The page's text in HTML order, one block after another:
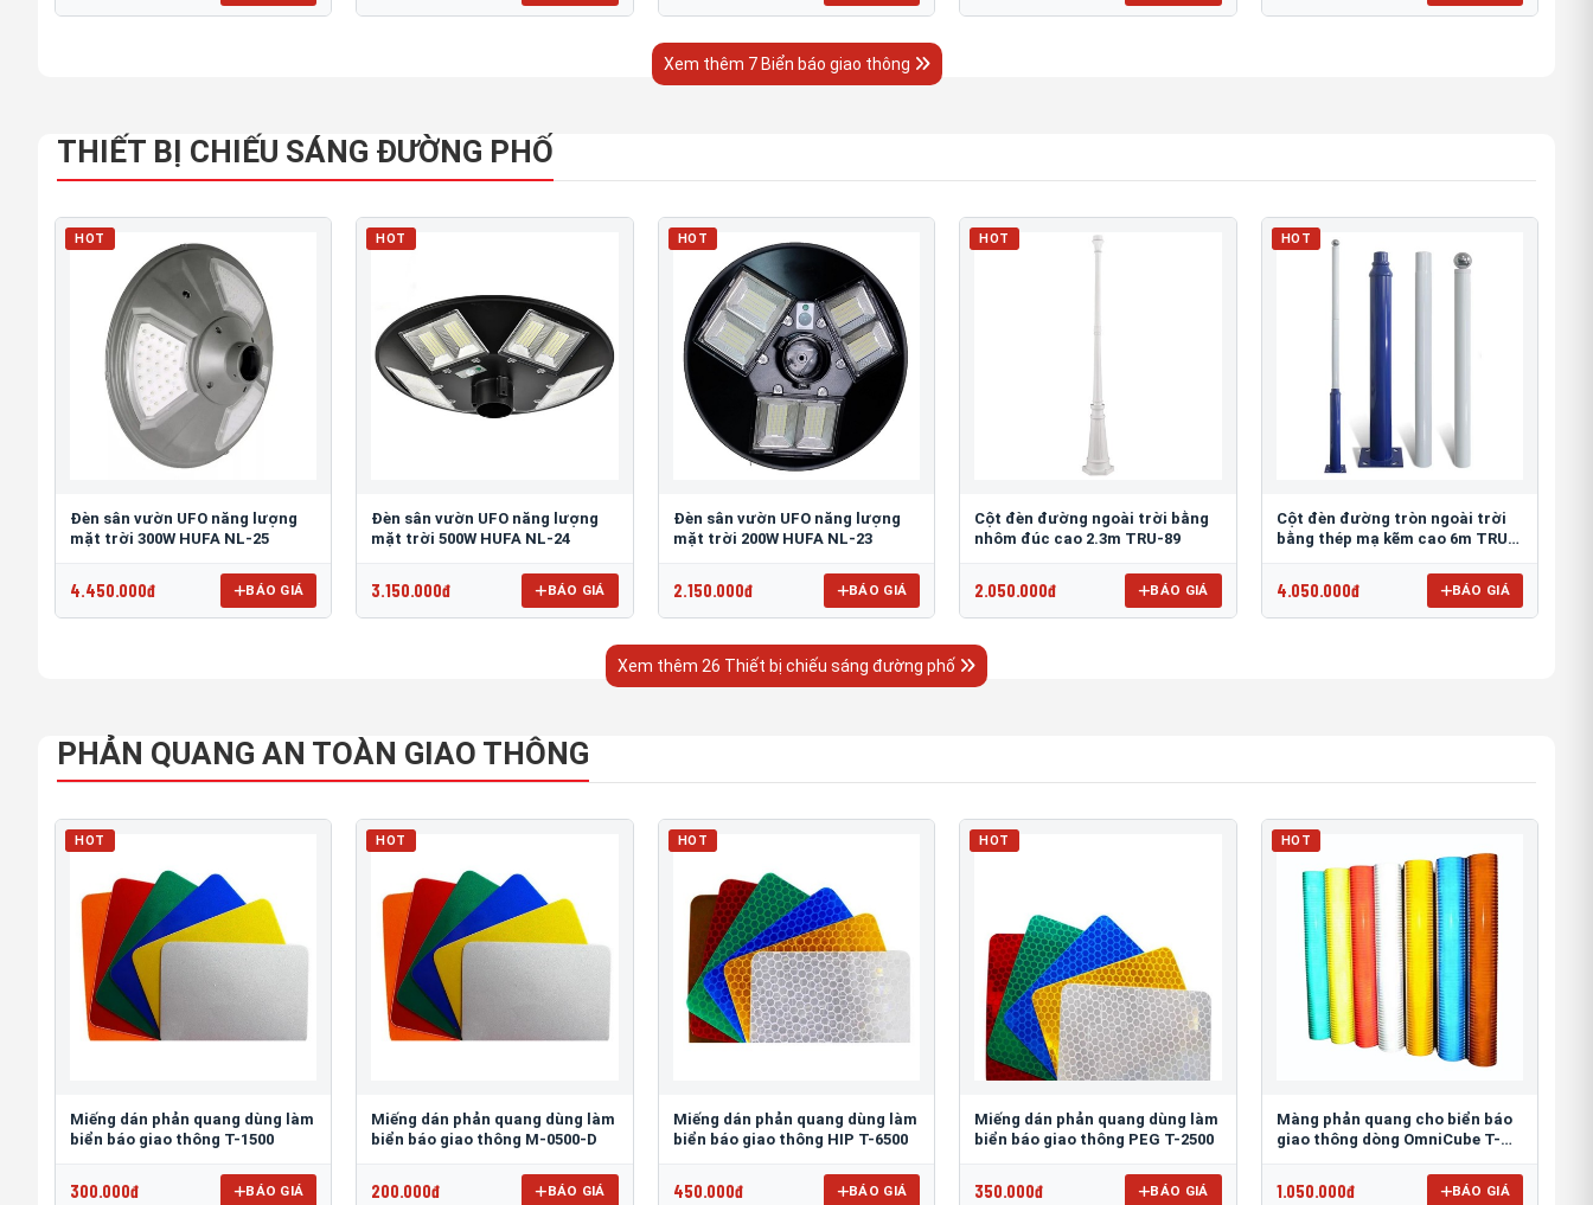
Xem thêm 7 Biển báo giao thông
THIẾT BỊ CHIẾU SÁNG ĐƯỜNG PHỐ
HOT
Đèn sân vườn UFO năng lượng
mặt trời 300W HUFA NL-25
4.450.000đ BÁO GIÁ
HOT
Đèn sân vườn UFO năng lượng
mặt trời 500W HUFA NL-24
3.150.000đ BÁO GIÁ
HOT
Đèn sân vườn UFO năng lượng
mặt trời 200W HUFA NL-23
2.150.000đ BÁO GIÁ
HOT
Cột đèn đường ngoài trời bằng
nhôm đúc cao 2.3m TRU-89
2.050.000đ BÁO GIÁ
HOT
Cột đèn đường tròn ngoài trời
bằng thép mạ kẽm cao 6m TRU-
4.050.000đ BÁO GIÁ
Xem thêm 26 Thiết bị chiếu sáng đường phố
PHẢN QUANG AN TOÀN GIAO THÔNG
HOT
Miếng dán phản quang dùng làm
biển báo giao thông T-1500
300.000đ BÁO GIÁ
HOT
Miếng dán phản quang dùng làm
biển báo giao thông M-0500-D
200.000đ BÁO GIÁ
HOT
Miếng dán phản quang dùng làm
biển báo giao thông HIP T-6500
450.000đ BÁO GIÁ
HOT
Miếng dán phản quang dùng làm
biển báo giao thông PEG T-2500
350.000đ BÁO GIÁ
HOT
Màng phản quang cho biển báo
giao thông dòng OmniCube T-
1.050.000đ BÁO GIÁ